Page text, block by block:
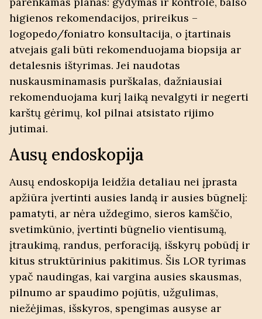
higienos rekomendacijos, prireikus –
logopedo/foniatro konsultacija, o įtartinais
atvejais gali būti rekomenduojama biopsija ar
detalesnis ištyrimas. Jei naudotas
nuskausminamasis purškalas, dažniausiai
rekomenduojama kurį laiką nevalgyti ir negerti
karštų gėrimų, kol pilnai atsistato rijimo
jutimai.
Ausų endoskopija
Ausų endoskopija leidžia detaliau nei įprasta
apžiūra įvertinti ausies landą ir ausies būgnelį:
pamatyti, ar nėra uždegimo, sieros kamščio,
svetimkūnio, įvertinti būgnelio vientisumą,
įtraukimą, randus, perforaciją, išskyrų pobūdį ir
kitus struktūrinius pakitimus. Šis LOR tyrimas
ypač naudingas, kai vargina ausies skausmas,
pilnumo ar spaudimo pojūtis, užgulimas,
niežėjimas, išskyros, spengimas ausyse ar